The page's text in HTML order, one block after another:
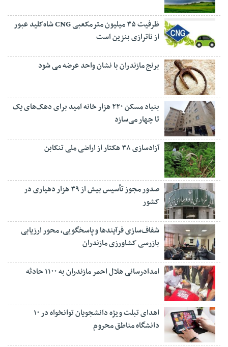
ظرفیت ۳۵ میلیون مترمکعبی CNG شاه‌کلید عبور
از ناترازی بنزین است
برنج مازندران با نشان واحد عرضه می شود
بنیاد مسکن ۲۲۰ هزار خانه امید برای دهک‌های یک
تا چهار می‌سازد
آزادسازی ۳۸ هکتار از اراضی ملی تنکابن
صدور مجوز تأسیس بیش از ۳۹ هزار دهیاری در
کشور
شفاف‌سازی فرآیند‌ها و پاسخگویی، محور ارزیابی
بازرسی کشاورزی مازندران
امدادرسانی هلال احمر مازندران به ۱۱۰۰ حادثه
اهدای تبلت ویژه دانشجویان توانخواه در ۱۰
دانشگاه مناطق محروم